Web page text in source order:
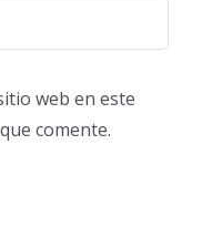
web en este
comente.